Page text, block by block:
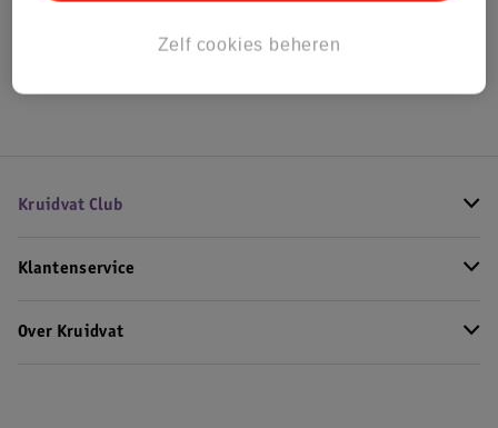
Kruidvat Club
Klantenservice
Over Kruidvat
Zelf cookies beheren